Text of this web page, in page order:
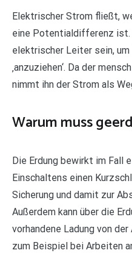
Elektrischer Strom fließt,
eine Potentialdifferenz ist.
elektrischer Leiter sein,
‚anzuziehen‘. Da der
nimmt ihn der Strom als
Warum muss
Die Erdung bewirkt im Fall
Einschaltens einen
Sicherung und damit zur
Außerdem kann über die
vorhandene Ladung von
zum Beispiel bei Arbeiten